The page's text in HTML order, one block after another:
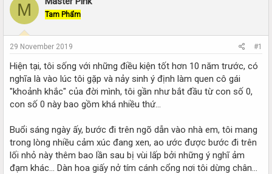
a
d
s
a
r
t
r
r
d
a
e
M Tam Phẩm
29 November 2019 #1
Hiện tại, tôi sống với những điều kiện tốt hơn 10 năm trước, có
nghĩa là vào lúc tôi gặp và nảy sinh ý định làm quen cô gái
"khoảnh khắc" của đời mình, tôi gần như bắt đầu từ con số 0,
con số 0 này bao gồm khá nhiều thứ...
Buổi sáng ngày ấy, bước đi trên ngõ dẫn vào nhà em, tôi mang
trong lòng nhiều cảm xúc đang xen, ao ước được bước đi trên
lối nhỏ này thêm bao lần sau bị vùi lấp bởi những ý nghĩ ảm
đạm khác... Dàn hoa giấy nở tím cánh cổng nơi tôi dừng chân...